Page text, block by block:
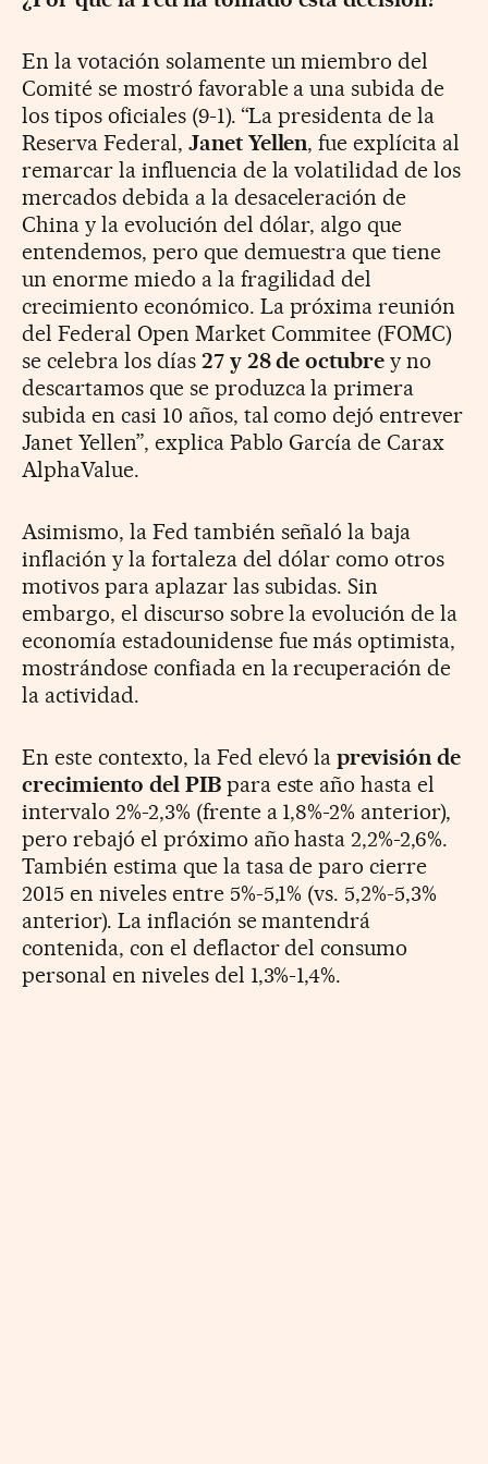
En la votación solamente un miembro del
Comité se mostró favorable a una subida de
los tipos oficiales (9-1). “La presidenta de la
Reserva Federal, Janet Yellen, fue explícita al
remarcar la influencia de la volatilidad de los
mercados debida a la desaceleración de
China y la evolución del dólar, algo que
entendemos, pero que demuestra que tiene
un enorme miedo a la fragilidad del
crecimiento económico. La próxima reunión
del Federal Open Market Commitee (FOMC)
se celebra los días 27 y 28 de octubre y no
descartamos que se produzca la primera
subida en casi 10 años, tal como dejó entrever
Janet Yellen”, explica Pablo García de Carax
AlphaValue.
Asimismo, la Fed también señaló la baja
inflación y la fortaleza del dólar como otros
motivos para aplazar las subidas. Sin
embargo, el discurso sobre la evolución de la
economía estadounidense fue más optimista,
mostrándose confiada en la recuperación de
la actividad.
En este contexto, la Fed elevó la previsión de
crecimiento del PIBpara este año hasta el
intervalo 2%-2,3% (frente a 1,8%-2% anterior),
pero rebajó el próximo año hasta 2,2%-2,6%.
También estima que la tasa de paro cierre
2015 en niveles entre 5%-5,1% (vs. 5,2%-5,3%
anterior). La inflación se mantendrá
contenida, con el deflactor del consumo
personal en niveles del 1,3%-1,4%.